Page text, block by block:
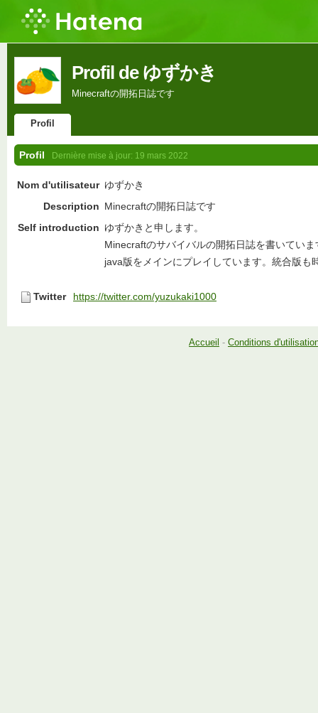
Profil de ゆずかき
Minecraftの開拓日誌です
Profil
Profil Dernière mise à jour: 19 mars 2022
Nom d'utilisateur ゆずかき
Description Minecraftの開拓日誌です
Self introduction ゆずかきと申します。
Minecraftのサバイバルの開拓日誌を書いていま
java版をメインにプレイしています。統合版も
Twitter https://twitter.com/yuzukaki1000
Accueil - Conditions